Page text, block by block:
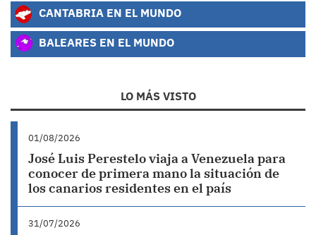
CANTABRIA EN EL MUNDO
BALEARES EN EL MUNDO
LO MÁS VISTO
01/08/2026
José Luis Perestelo viaja a Venezuela para
conocer de primera mano la situación de
los canarios residentes en el país
31/07/2026